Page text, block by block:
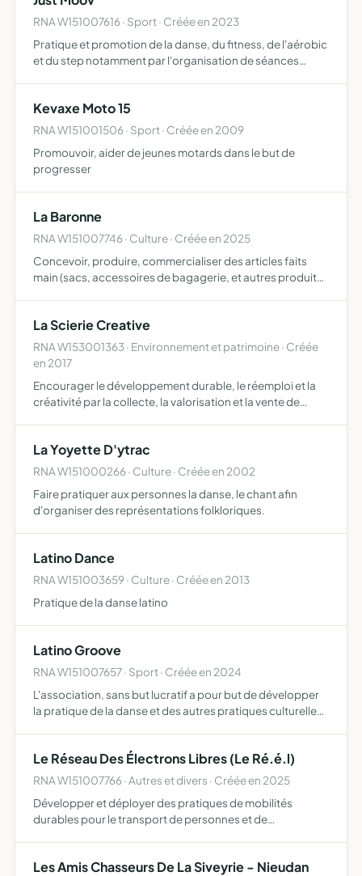
RNA W151007616 · Sport · Créée en 2023
Pratique et promotion de la danse, du fitness, de l'aérobic
et du step notamment par l'organisation de séances
Kevaxe Moto 15
RNA W151001506 · Sport · Créée en 2009
Promouvoir, aider de jeunes motards dans le but de
progresser
La Baronne
RNA W151007746 · Culture · Créée en 2025
Concevoir, produire, commercialiser des articles faits
main (sacs, accessoires de bagagerie, et autres produits
La Scierie Creative
RNA W153001363 · Environnement et patrimoine · Créée
en 2017
Encourager le développement durable, le réemploi et la
créativité par la collecte, la valorisation et la vente de
La Yoyette D'ytrac
RNA W151000266 · Culture · Créée en 2002
Faire pratiquer aux personnes la danse, le chant afin
d'organiser des représentations folkloriques.
Latino Dance
RNA W151003659 · Culture · Créée en 2013
Pratique de la danse latino
Latino Groove
RNA W151007657 · Sport · Créée en 2024
L'association, sans but lucratif a pour but de développer
la pratique de la danse et des autres pratiques culturelles
Le Réseau Des Électrons Libres (Le Ré.é.l)
RNA W151007766 · Autres et divers · Créée en 2025
Développer et déployer des pratiques de mobilités
durables pour le transport de personnes et de
aux territoires et ses…
Les Amis Chasseurs De La Siveyrie - Nieudan